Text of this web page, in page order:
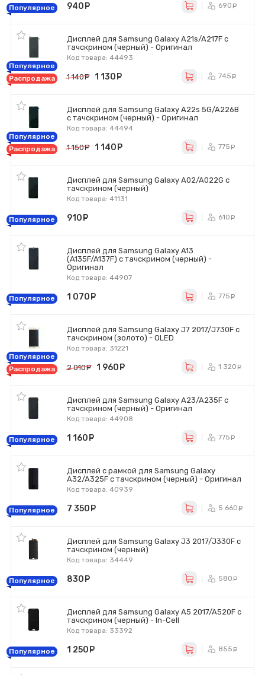
Популярное 940 690
Дисплей для Samsung Galaxy A21s/A217F с
тачскрином (черный) - Оригинал
Код товара: 44493
Популярное
Распродажа
1 140 руб.
1 130 745
Дисплей для Samsung Galaxy A22s 5G/A226B
с тачскрином (черный) - Оригинал
Код товара: 44494
Популярное
Распродажа
1 150 руб.
1 140 775
Дисплей для Samsung Galaxy A02/A022G с
тачскрином (черный)
Код товара: 41131
Популярное 910 610
Дисплей для Samsung Galaxy A13
(A135F/A137F) с тачскрином (черный) -
Оригинал
Код товара: 44907
Популярное 1 070 775
Дисплей для Samsung Galaxy J7 2017/J730F с
тачскрином (золото) - OLED
Код товара: 31221
Популярное
Распродажа
2 010 руб.
1 960 1 320
Дисплей для Samsung Galaxy A23/A235F с
тачскрином (черный) - Оригинал
Код товара: 44908
Популярное 1 160 775
Дисплей с рамкой для Samsung Galaxy
A32/A325F с тачскрином (черный) - Оригинал
Код товара: 40939
Популярное 7 350 5 660
Дисплей для Samsung Galaxy J3 2017/J330F с
тачскрином (черный)
Код товара: 34449
Популярное 830 580
Дисплей для Samsung Galaxy A5 2017/A520F с
тачскрином (черный) - In-Cell
Код товара: 33392
Популярное 1 250 855